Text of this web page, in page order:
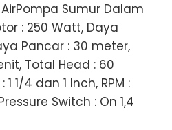
Sumur Dalam
: 250 Watt, Daya
Pancar : 30 meter,
Total Head : 60
1/4 dan 1 Inch, RPM :
Switch : On 1,4